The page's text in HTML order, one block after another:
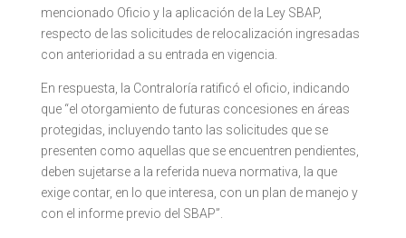
mencionado Oficio y la aplicación de la Ley SBAP,
respecto de las solicitudes de relocalización ingresadas
con anterioridad a su entrada en vigencia.
En respuesta, la Contraloría ratificó el oficio, indicando
que “el otorgamiento de futuras concesiones en áreas
protegidas, incluyendo tanto las solicitudes que se
presenten como aquellas que se encuentren pendientes,
deben sujetarse a la referida nueva normativa, la que
exige contar, en lo que interesa, con un plan de manejo y
con el informe previo del SBAP”.